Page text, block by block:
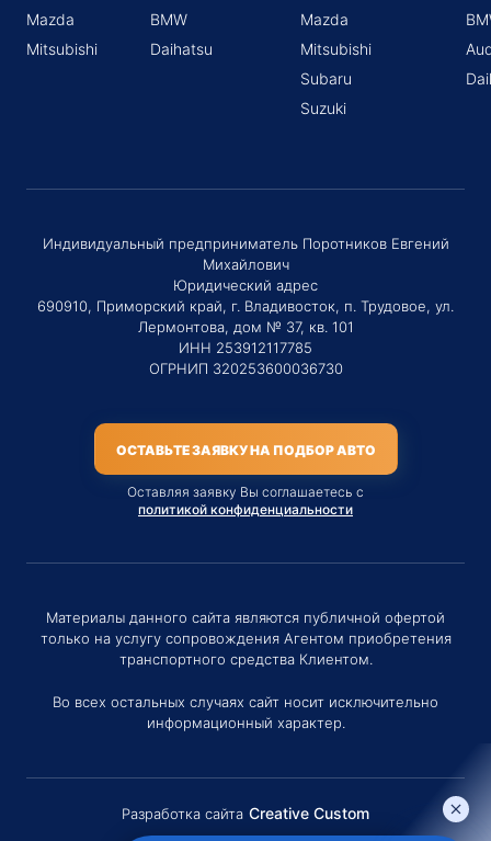
Mazda
Mitsubishi
BMW
Daihatsu
Mazda
Mitsubishi
Subaru
Suzuki
Индивидуальный предприниматель Поротников Евгений
Михайлович
Юридический адрес
690910, Приморский край, г. Владивосток, п. Трудовое, ул.
Лермонтова, дом № 37, кв. 101
ИНН 253912117785
ОГРНИП 320253600036730
ОСТАВЬТЕ ЗАЯВКУ НА ПОДБОР АВТО
Оставляя заявку Вы соглашаетесь с
политикой конфиденциальности
Материалы данного сайта являются публичной офертой
только на услугу сопровождения Агентом приобретения
транспортного средства Клиентом.
Во всех остальных случаях сайт носит исключительно
информационный характер.
Разработка сайта Creative Custom